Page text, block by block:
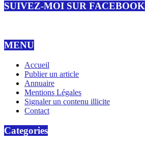
SUIVEZ-MOI SUR FACEBOOK
MENU
Accueil
Publier un article
Annuaire
Mentions Légales
Signaler un contenu illicite
Contact
Categories